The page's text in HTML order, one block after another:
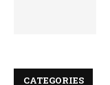
CATEGORIES